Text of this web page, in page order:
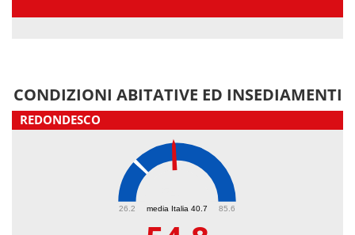
CONDIZIONI ABITATIVE ED INSEDIAMENTI
REDONDESCO
media Italia 40.7
26.2 85.6